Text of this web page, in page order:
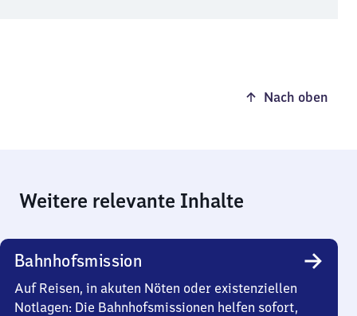
Nach oben
Weitere relevante Inhalte
Bahnhofsmission
Auf Reisen, in akuten Nöten oder existenziellen
Notlagen: Die Bahnhofsmissionen helfen sofort,